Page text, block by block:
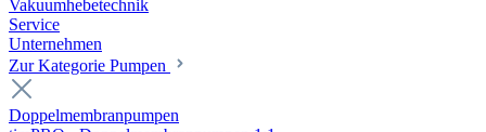
Vakuumhebetechnik
Service
Unternehmen
Zur Kategorie Pumpen
Doppelmembranpumpen